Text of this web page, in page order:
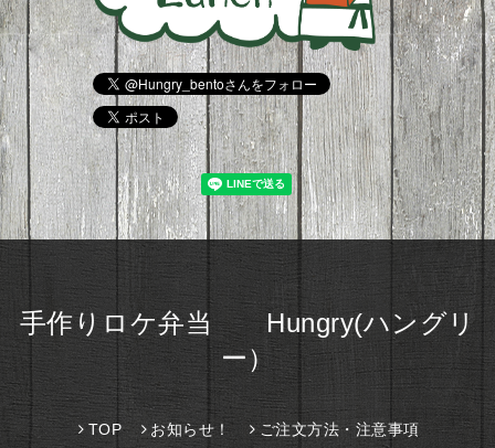
手作りロケ弁当 Hungry(ハングリ
ー）
TOP お知らせ！ ご注文方法・注意事項